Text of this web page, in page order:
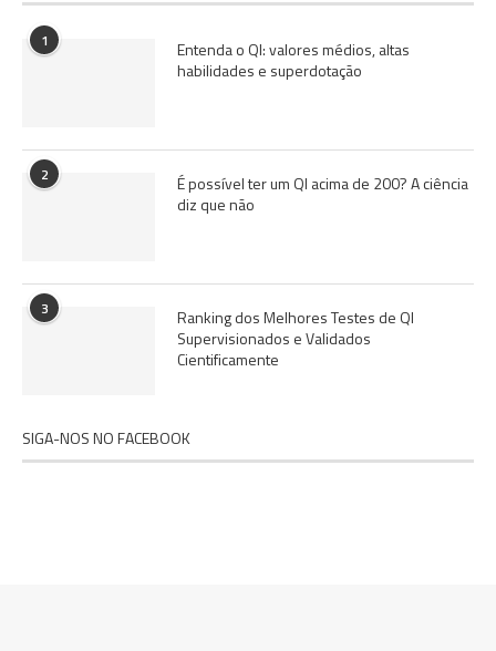
1
Entenda o QI: valores médios, altas
habilidades e superdotação
2
É possível ter um QI acima de 200? A ciência
diz que não
3
Ranking dos Melhores Testes de QI
Supervisionados e Validados
Cientificamente
SIGA-NOS NO FACEBOOK